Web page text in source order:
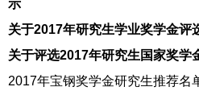
示
关于2017年研究生学业奖学金评
关于评选2017年研究生国家奖学
2017年宝钢奖学金研究生推荐名